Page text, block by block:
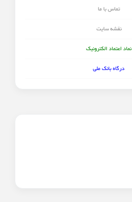
تماس با ما
نقشه سایت
نماد اعتماد الکترونیک
درگاه بانک ملی